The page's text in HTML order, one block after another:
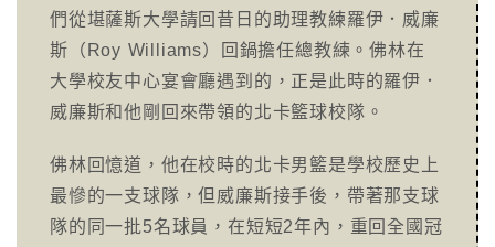
們從堪薩斯大學請回昔日的助理教練羅伊．威廉
斯（Roy Williams）回鍋擔任總教練。佛林在
大學校友中心宴會廳遇到的，正是此時的羅伊．
威廉斯和他剛回來帶領的北卡籃球校隊。
佛林回憶道，他在校時的北卡男籃是學校歷史上
最慘的一支球隊，但威廉斯接手後，帶著那支球
隊的同一批5名球員，在短短2年內，重回全國冠